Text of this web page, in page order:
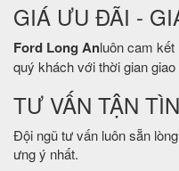
GIÁ ƯU ĐÃI -
Ford Long Anluôn cam
quý khách với thời gian
TƯ VẤN TẬN
Đội ngũ tư vấn luôn sẵn
ưng ý nhất.